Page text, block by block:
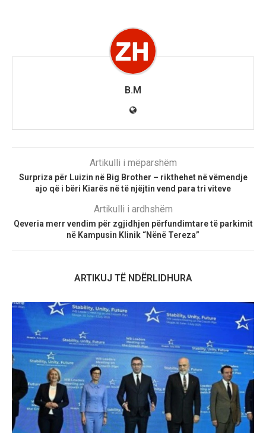
B.M
Artikulli i mëparshëm
Surpriza për Luizin në Big Brother – rikthehet në vëmendje
ajo që i bëri Kiarës në të njëjtin vend para tri viteve
Artikulli i ardhshëm
Qeveria merr vendim për zgjidhjen përfundimtare të parkimit
në Kampusin Klinik “Nënë Tereza”
ARTIKUJ TË NDËRLIDHURA